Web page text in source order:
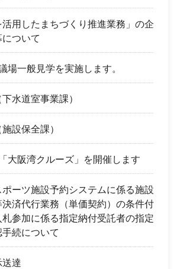
活用したまちづくり推進業務」の企
ついて
場一般見学を実施します。
水道室事業課）
設保全課）
大阪湾クルーズ」を開催します
ポーツ施設予約システムに係る施設
済代行業務（単価契約）の条件付
参加に係る指定納付受託者の指定
続について
送達